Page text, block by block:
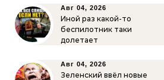
Авг 04, 2026
Иной раз какой-то
беспилотник таки
долетает
Авг 04, 2026
Зеленский ввёл новые